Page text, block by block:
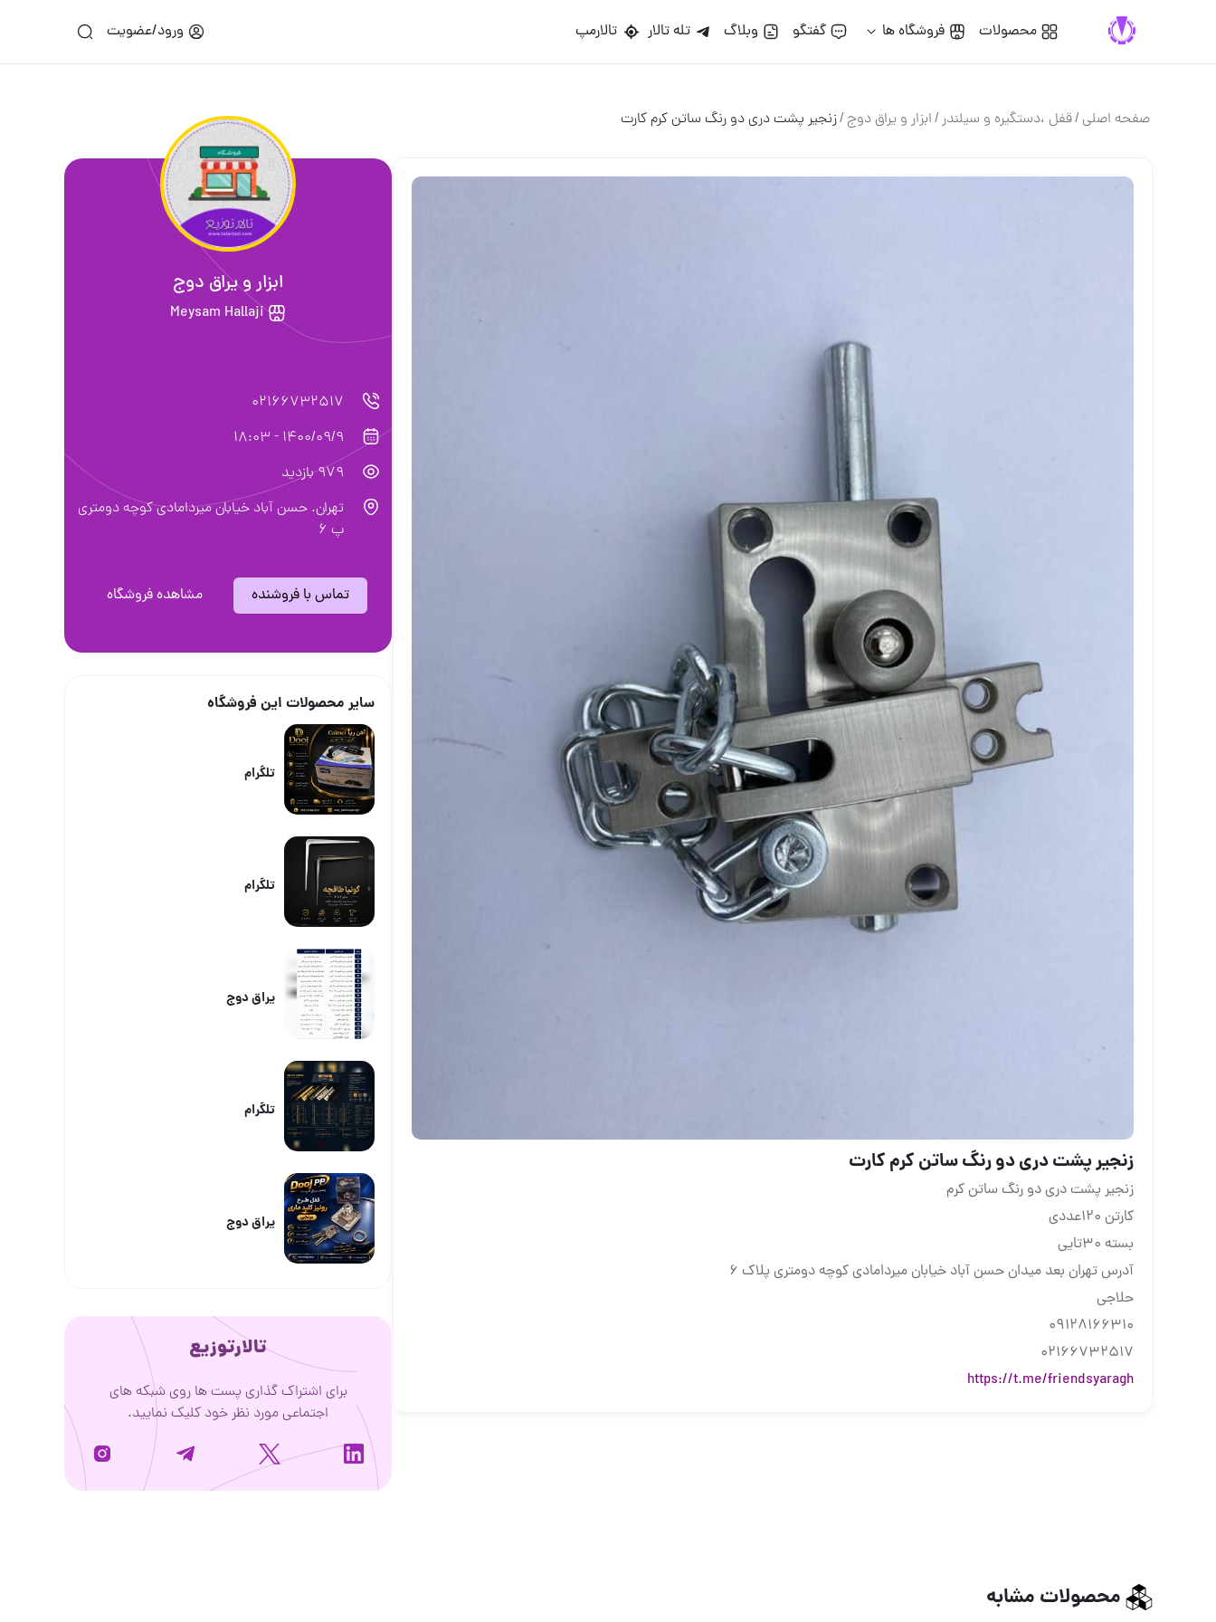
محصولات فروشگاه ها گفتگو وبلاگ تله تالار تالارمپ ورود/عضویت
صفحه اصلی/قفل ،دستگيره و سيلندر/ابزار و یراق دوج /زنجیر پشت دری دو رنگ ساتن کرم کارت
زنجیر پشت دری دو رنگ ساتن کرم کارت
زنجیر پشت دری دو رنگ ساتن کرم
کارتن 120عددی
بسته 30تایی
آدرس تهران بعد میدان حسن آباد خیابان میردامادی کوچه دومتری پلاک 6
حلاجی
09128166310
02166732517
https://t.me/friendsyaragh
ابزار و یراق دوج
Meysam Hallaji
02166732517
1400/09/9 - 18:03
979 بازدید
تهران. حسن آباد خیابان میردامادی کوچه دومتری
پ ۶
تماس با فروشنده مشاهده فروشگاه
سایر محصولات این فروشگاه
تلگرام
تلگرام
یراق دوج
تلگرام
یراق دوج
تالارتوزیع
برای اشتراک گذاری پست ها روی شبکه های
اجتماعی مورد نظر خود کلیک نمایید.
محصولات مشابه